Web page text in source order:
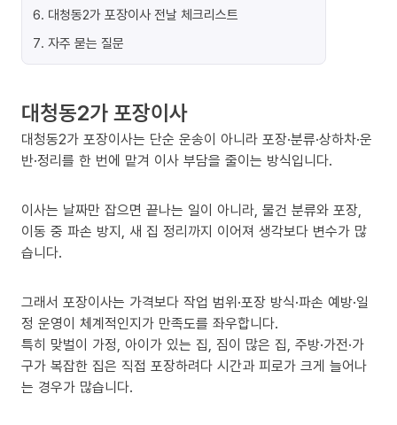
6. 대청동2가 포장이사 전날 체크리스트
7. 자주 묻는 질문
대청동2가 포장이사
대청동2가 포장이사는 단순 운송이 아니라 포장·분류·상하차·운
반·정리를 한 번에 맡겨 이사 부담을 줄이는 방식입니다.
이사는 날짜만 잡으면 끝나는 일이 아니라, 물건 분류와 포장,
이동 중 파손 방지, 새 집 정리까지 이어져 생각보다 변수가 많
습니다.
그래서 포장이사는 가격보다 작업 범위·포장 방식·파손 예방·일
정 운영이 체계적인지가 만족도를 좌우합니다.
특히 맞벌이 가정, 아이가 있는 집, 짐이 많은 집, 주방·가전·가
구가 복잡한 집은 직접 포장하려다 시간과 피로가 크게 늘어나
는 경우가 많습니다.